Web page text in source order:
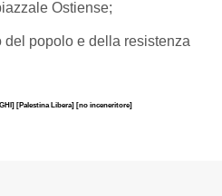
Ostiense;
del popolo e della resistenza
[Palestina Libera] [no inceneritore]